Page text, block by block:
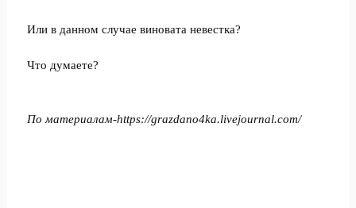
Или в данном случае виновата невестка?
Что думаете?
По материалам-https://grazdano4ka.livejournal.com/